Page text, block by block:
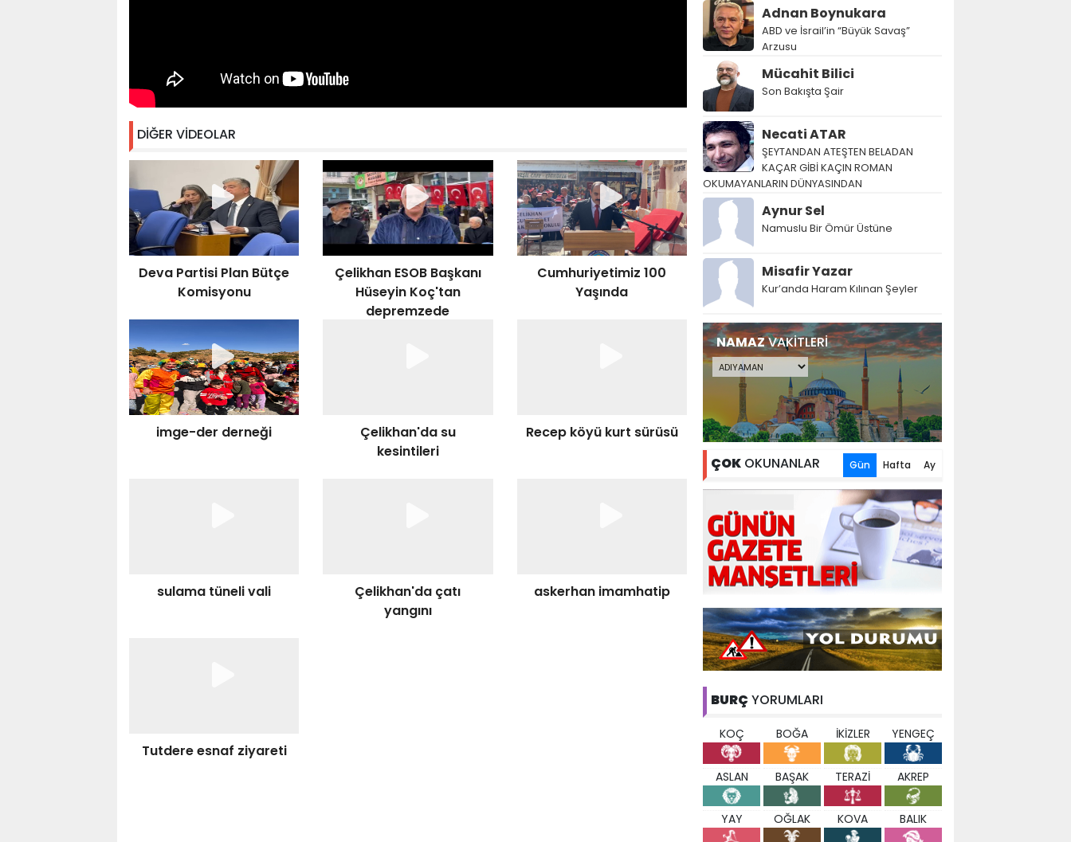
DİĞER VİDEOLAR
Deva Partisi Plan Bütçe
Komisyonu
Çelikhan ESOB Başkanı
Hüseyin Koç'tan
depremzede
Cumhuriyetimiz 100
Yaşında
imge-der derneği
Çelikhan'da su
kesintileri
Recep köyü kurt sürüsü
sulama tüneli vali
Çelikhan'da çatı
yangını
askerhan imamhatip
Tutdere esnaf ziyareti
Adnan Boynukara
ABD ve İsrail’in “Büyük Savaş”
Arzusu
Mücahit Bilici
Son Bakışta Şair
Necati ATAR
ŞEYTANDAN ATEŞTEN BELADAN
KAÇAR GİBİ KAÇIN ROMAN
OKUMAYANLARIN DÜNYASINDAN
Aynur Sel
Namuslu Bir Ömür Üstüne
Misafir Yazar
Kur’anda Haram Kılınan Şeyler
NAMAZVAKİTLERİ
ÇOK OKUNANLAR Gün Hafta Ay
BURÇ YORUMLARI
KOÇ BOĞA İKİZLER YENGEÇ
ASLAN BAŞAK TERAZİ AKREP
YAY OĞLAK KOVA BALIK